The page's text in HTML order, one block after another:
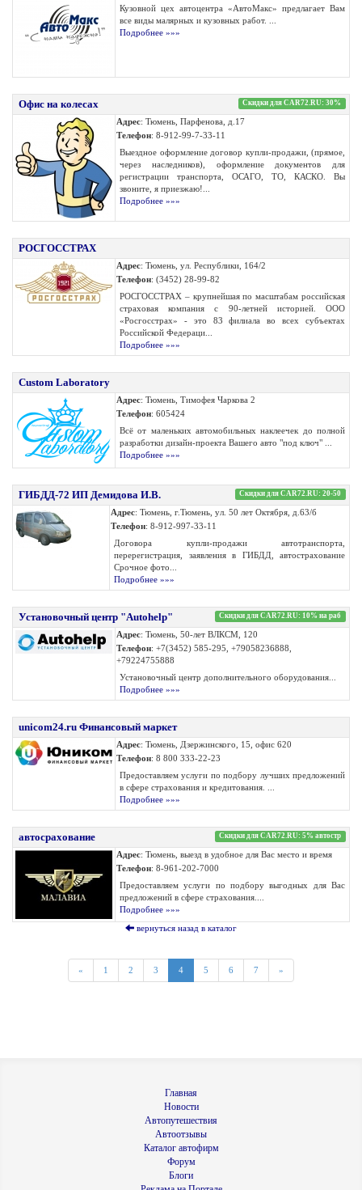
Кузовной цех автоцентра «АвтоМакс» предлагает Вам
все виды малярных и кузовных работ. ...
Подробнее »»»
Офис на колесах Скидки для CAR72.RU: 30%
Адрес: Тюмень, Парфенова, д.17
Телефон: 8-912-99-7-33-11
Выездное оформление договор купли-продажи, (прямое,
через наследников), оформление документов для
регистрации транспорта, ОСАГО, ТО, КАСКО. Вы
звоните, я приезжаю!...
Подробнее »»»
РОСГОССТРАХ
Адрес: Тюмень, ул. Республики, 164/2
Телефон: (3452) 28-99-82
РОСГОССТРАХ – крупнейшая по масштабам российская
страховая компания с 90-летней историей. ООО
«Росгосстрах» - это 83 филиала во всех субъектах
Российской Федераци...
Подробнее »»»
Custom Laboratory
Адрес: Тюмень, Тимофея Чаркова 2
Телефон: 605424
Всё от маленьких автомобильных наклеечек до полной
разработки дизайн-проекта Вашего авто "под ключ" ...
Подробнее »»»
ГИБДД-72 ИП Демидова И.В. Скидки для CAR72.RU: 20-50
Адрес: Тюмень, г.Тюмень, ул. 50 лет Октября, д.63/б
Телефон: 8-912-997-33-11
Договора купли-продажи автотранспорта,
перерегистрация, заявления в ГИБДД, автострахование
Срочное фото...
Подробнее »»»
Установочный центр "Autohelp" Скидки для CAR72.RU: 10% на раб
Адрес: Тюмень, 50-лет ВЛКСМ, 120
Телефон: +7(3452) 585-295, +79058236888,
+79224755888
Установочный центр дополнительного оборудования...
Подробнее »»»
unicom24.ru Финансовый маркет
Адрес: Тюмень, Дзержинского, 15, офис 620
Телефон: 8 800 333-22-23
Предоставляем услуги по подбору лучших предложений
в сфере страхования и кредитования. ...
Подробнее »»»
автосрахование Скидки для CAR72.RU: 5% автостр
Адрес: Тюмень, выезд в удобное для Вас место и время
Телефон: 8-961-202-7000
Предоставляем услуги по подбору выгодных для Вас
предложений в сфере страхования....
Подробнее »»»
вернуться назад в каталог
« 1 2 3 4 5 6 7 »
Главная
Новости
Автопутешествия
Автоотзывы
Каталог автофирм
Форум
Блоги